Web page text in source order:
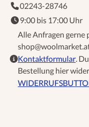
02243-28746
9:00 bis 17:00 Uhr
Alle Anfragen gerne
Kontaktformular .
Bestellung hier